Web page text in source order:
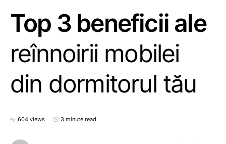
Top 3 beneficii ale
reînnoirii mobilei
din dormitorul tău
604 views 3 minute read